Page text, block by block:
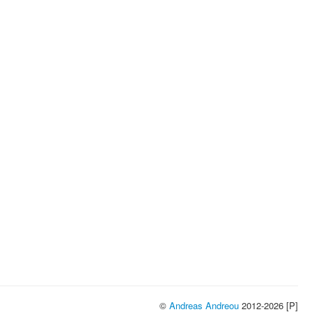
© Andreas Andreou 2012-2026 [P]